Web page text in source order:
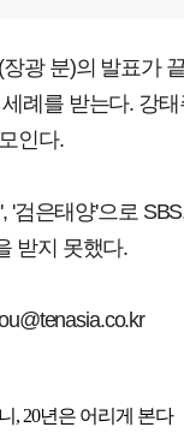
광 분)의 발표가
례를 받는다. 강
인다.
'검은태양'으로
받지 못했다.